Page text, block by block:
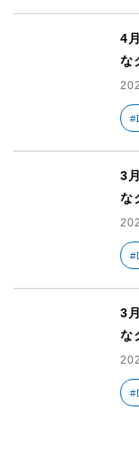
4
な
3
な
3
な